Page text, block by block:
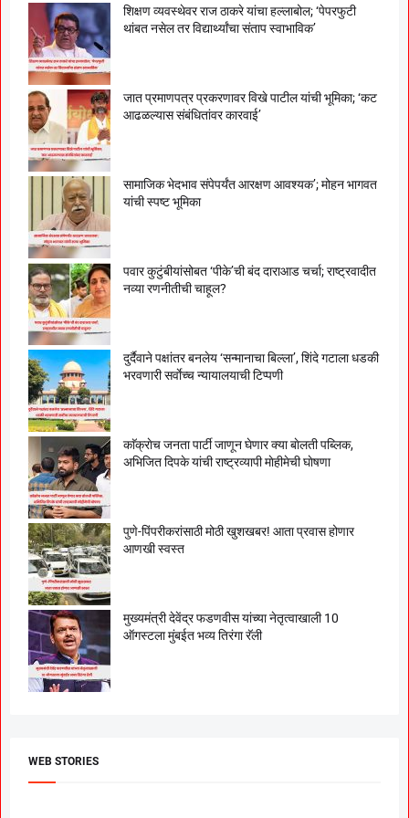
शिक्षण व्यवस्थेवर राज ठाकरे यांचा हल्लाबोल; ‘पेपरफुटी
थांबत नसेल तर विद्यार्थ्यांचा संताप स्वाभाविक’
जात प्रमाणपत्र प्रकरणावर विखे पाटील यांची भूमिका; ‘कट
आढळल्यास संबंधितांवर कारवाई’
सामाजिक भेदभाव संपेपर्यंत आरक्षण आवश्यक’; मोहन भागवत
यांची स्पष्ट भूमिका
पवार कुटुंबीयांसोबत ‘पीके’ची बंद दाराआड चर्चा; राष्ट्रवादीत
नव्या रणनीतीची चाहूल?
दुर्दैवाने पक्षांतर बनलेय ‘सन्मानाचा बिल्ला’, शिंदे गटाला धडकी
भरवणारी सर्वाेच्च न्यायालयाची टिप्पणी
काॅक्राेच जनता पार्टी जाणून घेणार क्या बाेलती पब्लिक,
अभिजित दिपके यांची राष्ट्रव्यापी माेहीमेची घाेषणा
पुणे-पिंपरीकरांसाठी मोठी खुशखबर! आता प्रवास होणार
आणखी स्वस्त
मुख्यमंत्री देवेंद्र फडणवीस यांच्या नेतृत्वाखाली 10
ऑगस्टला मुंबईत भव्य तिरंगा रॅली
WEB STORIES